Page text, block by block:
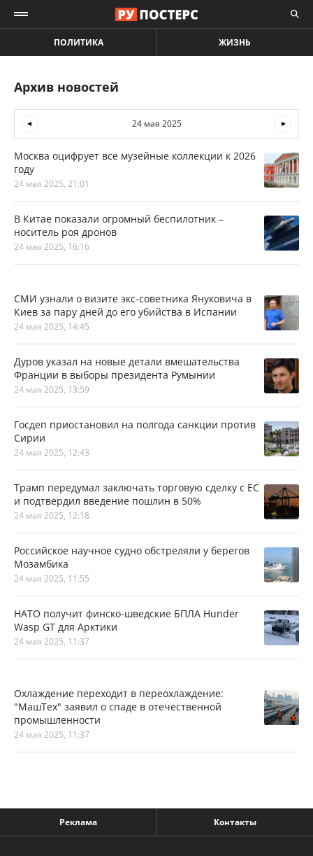
ПОЛИТИКА ЖИЗНЬ
Архив новостей
24 мая 2025
Москва оцифрует все музейные коллекции к 2026
году
24 мая 2025, 21:01
В Китае показали огромный беспилотник –
носитель роя дронов
24 мая 2025, 16:16
СМИ узнали о визите экс-советника Януковича в
Киев за пару дней до его убийства в Испании
24 мая 2025, 14:45
Дуров указал на новые детали вмешательства
Франции в выборы президента Румынии
24 мая 2025, 13:59
Госдеп приостановил на полгода санкции против
Сирии
24 мая 2025, 12:43
Трамп передумал заключать торговую сделку с ЕС
и подтвердил введение пошлин в 50%
24 мая 2025, 12:18
Российское научное судно обстреляли у берегов
Мозамбика
24 мая 2025, 11:55
НАТО получит финско-шведские БПЛА Hunder
Wasp GT для Арктики
24 мая 2025, 11:37
Охлаждение переходит в переохлаждение:
"МашТех" заявил о спаде в отечественной
промышленности
24 мая 2025, 11:37
Реклама Контакты